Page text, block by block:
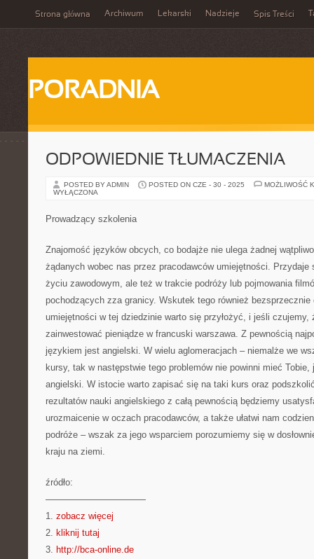
Strona główna Archiwum Lekarski Nadzieje Spis Treści
PORADNIA
ODPOWIEDNIE TŁUMACZENIA
POSTED BY ADMIN POSTED ON CZE - 30 - 2025
MOŻLIWOŚĆ
WYŁĄCZONA
Prowadzący szkolenia
Znajomość języków obcych, co bodajże nie ulega żadnej
żądanych wobec nas przez pracodawców umiejętności. Przydaje
życiu zawodowym, ale też w trakcie podróży lub pojmowania
pochodzących zza granicy. Wskutek tego również bezsprzecznie
umiejętności w tej dziedzinie warto się przyłożyć, i jeśli czujemy,
zainwestować pieniądze w francuski warszawa. Z pewnością
językiem jest angielski. W wielu aglomeracjach – niemalże we
kursy, tak w następstwie tego problemów nie powinni mieć
angielski. W istocie warto zapisać się na taki kurs oraz
rezultatów nauki angielskiego z całą pewnością będziemy
urozmaicenie w oczach pracodawców, a także ułatwi nam
podróże – wszak za jego wsparciem porozumiemy się w
kraju na ziemi.
źródło:
———————————
1. zobacz więcej
2. kliknij tutaj
3. http://bca-online.de